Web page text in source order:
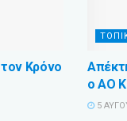
Κρόνο
ο ΑΟ
5